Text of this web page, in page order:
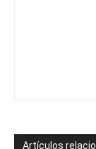
Artículos